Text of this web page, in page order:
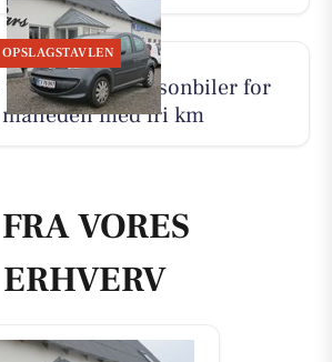
OPSLAGSTAVLEN
udlejer små personbiler for
med fri km
VORES